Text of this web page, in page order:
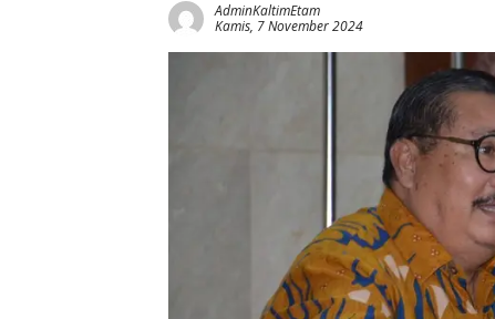
AdminKaltimEtam
Kamis, 7 November 2024